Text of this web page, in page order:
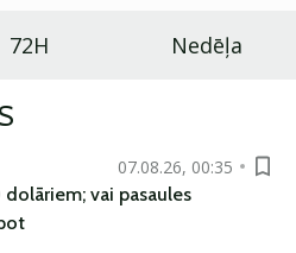
72H Nedēļa
07.08.26, 00:35
vai pasaules